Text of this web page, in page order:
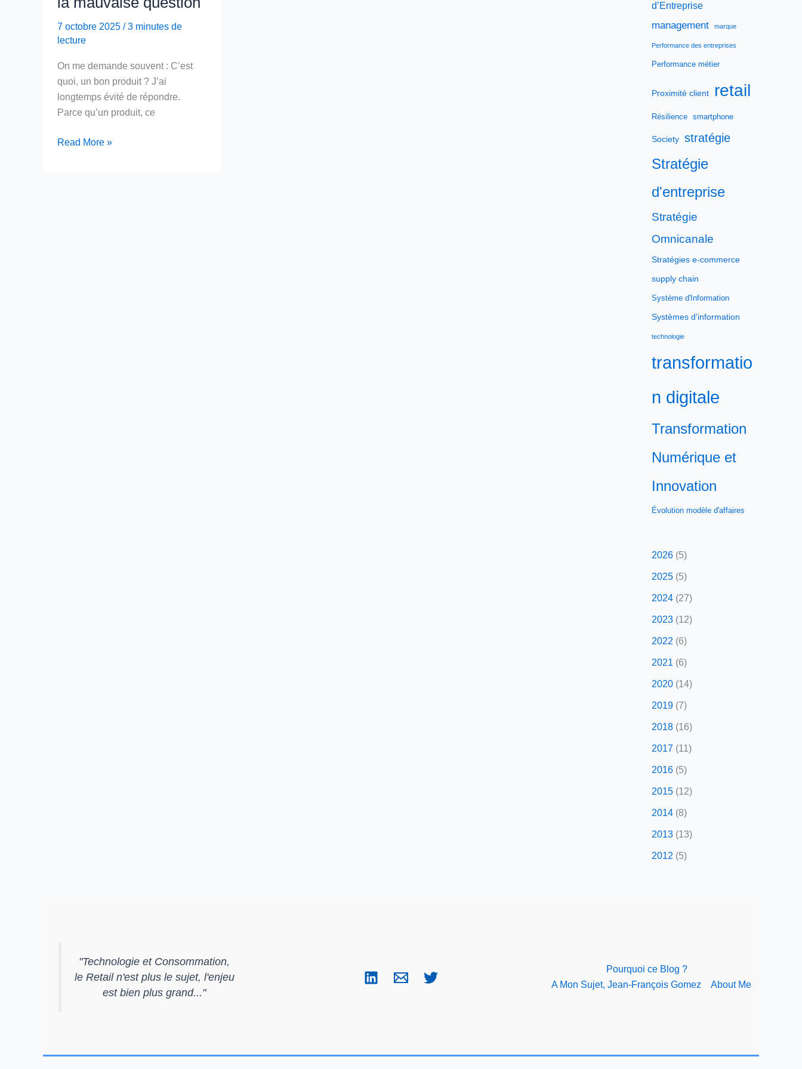
7 octobre 2025 /3 minutes de
lecture
On me demande souvent : C’est
quoi, un bon produit ? J’ai
longtemps évité de répondre.
Parce qu’un produit, ce
Définir
Read More »
d’Entreprise
management marque
Performance des entreprises
Performance métier
Proximité client retail
Résilience smartphone
Society stratégie
Stratégie
d'entreprise
Stratégie
Omnicanale
Stratégies e-commerce
supply chain
Système d'Information
Systèmes d'information
technologie
transformatio
n digitale
Transformation
Numérique et
Innovation
Évolution modèle d'affaires
2026 (5)
2025 (5)
2024 (27)
2023 (12)
2022 (6)
2021 (6)
2020 (14)
2019 (7)
2018 (16)
2017 (11)
2016 (5)
2015 (12)
2014 (8)
2013 (13)
2012 (5)
"Technologie et Consommation,
le Retail n'est plus le sujet, l'enjeu
est bien plus grand..."
Pourquoi ce Blog ?
A Mon Sujet, Jean-François Gomez
About Me